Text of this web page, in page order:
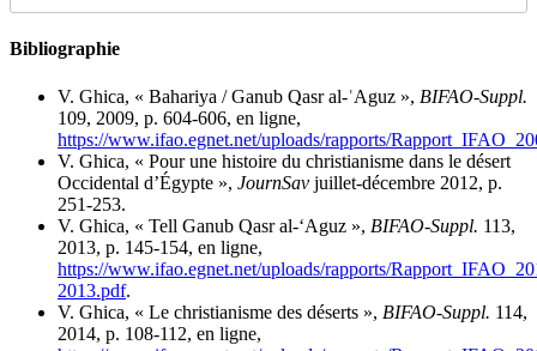
Bibliographie
V. Ghica, « Bahariya / Ganub Qasr al-ʿAguz », BIFAO-Suppl.
109, 2009, p. 604-606, en ligne,
https://www.ifao.egnet.net/uploads/rapports/
V. Ghica, « Pour une histoire du christianisme dans le désert
Occidental d’Égypte », JournSav juillet-décembre 2012, p.
251-253.
V. Ghica, « Tell Ganub Qasr al-‘Aguz », BIFAO-Suppl. 113,
2013, p. 145-154, en ligne,
https://www.ifao.egnet.net/uploads/rapports/
2013.pdf.
V. Ghica, « Le christianisme des déserts », BIFAO-Suppl. 114,
2014, p. 108-112, en ligne,